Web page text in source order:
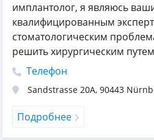
имплантолог, я являюсь
квалифицированным
стоматологическим
решить хирургическим
Телефон
Sandstrasse 20A, 90443
Подробнее